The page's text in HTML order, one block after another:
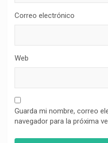
Correo electrónico
Web
Guarda mi nombre, correo
navegador para la próxima